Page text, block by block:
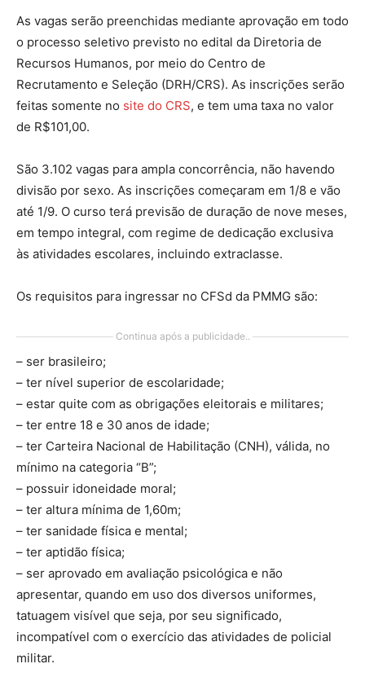
As vagas serão preenchidas mediante aprovação em todo
o processo seletivo previsto no edital da Diretoria de
Recursos Humanos, por meio do Centro de
Recrutamento e Seleção (DRH/CRS). As inscrições serão
feitas somente no site do CRS, e tem uma taxa no valor
de R$101,00.
São 3.102 vagas para ampla concorrência, não havendo
divisão por sexo. As inscrições começaram em 1/8 e vão
até 1/9. O curso terá previsão de duração de nove meses,
em tempo integral, com regime de dedicação exclusiva
às atividades escolares, incluindo extraclasse.
Os requisitos para ingressar no CFSd da PMMG são:
Continua após a publicidade..
– ser brasileiro;
– ter nível superior de escolaridade;
– estar quite com as obrigações eleitorais e militares;
– ter entre 18 e 30 anos de idade;
– ter Carteira Nacional de Habilitação (CNH), válida, no
mínimo na categoria “B”;
– possuir idoneidade moral;
– ter altura mínima de 1,60m;
– ter sanidade física e mental;
– ter aptidão física;
– ser aprovado em avaliação psicológica e não
apresentar, quando em uso dos diversos uniformes,
tatuagem visível que seja, por seu significado,
incompatível com o exercício das atividades de policial
militar.